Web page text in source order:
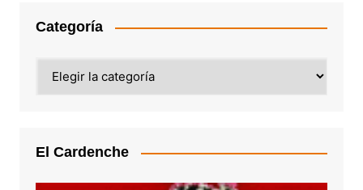
Categoría
El Cardenche